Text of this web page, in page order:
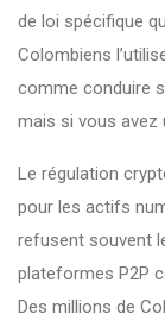
de loi spécifique
Colombiens
comme conduire
mais si vous avez
Le régulation
pour les actifs
refusent souvent
plateformes P2P
Des millions de